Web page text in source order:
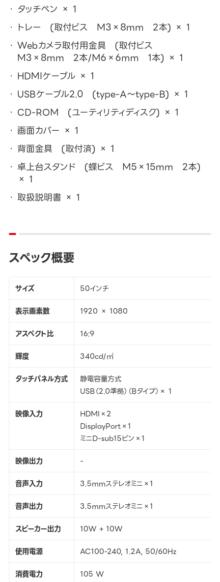
タッチペン × 1
トレー (取付ビス M3×8mm 2本) × 1
Webカメラ取付用金具 (取付ビス
M3×8mm 2本/M6×6mm 1本) × 1
HDMIケーブル × 1
USBケーブル2.0 (type-A～type-B) × 1
CD-ROM (ユーティリティディスク) × 1
画面カバー × 1
背面金具 (取付済) × 1
卓上台スタンド (蝶ビス M5×15mm 2本)
× 1
取扱説明書 × 1
スペック概要
サイズ
50インチ
表示画素数
1920 × 1080
アスペクト比
16:9
輝度
340cd/㎡
タッチパネル方式
静電容量方式
USB（2.0準拠）（Bタイプ）× 1
映像入力
HDMI×2
DisplayPort×1
ミニD-sub15ピン×1
映像出力
-
音声入力
3.5mmステレオミニ×1
音声出力
3.5mmステレオミニ×1
スピーカー出力
10W + 10W
使用電源
AC100-240, 1.2A, 50/60Hz
消費電力
105 W